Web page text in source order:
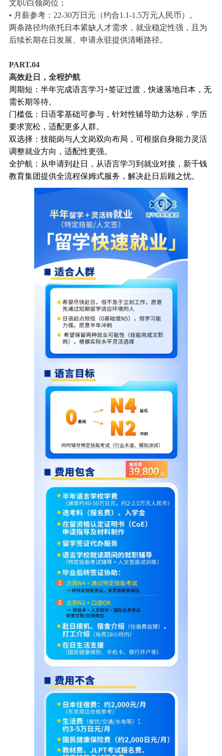
文职/白领岗位；
• 月薪参考：22-30万日元（约合1.1-1.5万元人民币）。
两条路径均依托日本紧缺人才需求，就业稳定性强，且为
后续长期在日发展、申请永驻提供清晰路径。
PART.04
高效赴日，全程护航
周期短：半年完成语言学习+签证过渡，快速落地日本，无
需长期等待。
门槛低：日语零基础可参与，针对性辅导助力达标，学历
要求宽松，适配更多人群。
双选择：技能岗与人文岗双向布局，可根据自身能力灵活
调整就业方向，适配性更强。
全护航：从申请到赴日，从语言学习到就业对接，新千钱
教育集团提供全流程保姆式服务，解决赴日后顾之忧。